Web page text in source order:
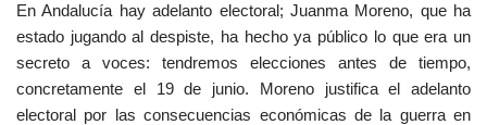
En Andalucía hay adelanto electoral; Juanma Moreno, que ha
estado jugando al despiste, ha hecho ya público lo que era un
secreto a voces: tendremos elecciones antes de tiempo,
concretamente el 19 de junio. Moreno justifica el adelanto
electoral por las consecuencias económicas de la guerra en